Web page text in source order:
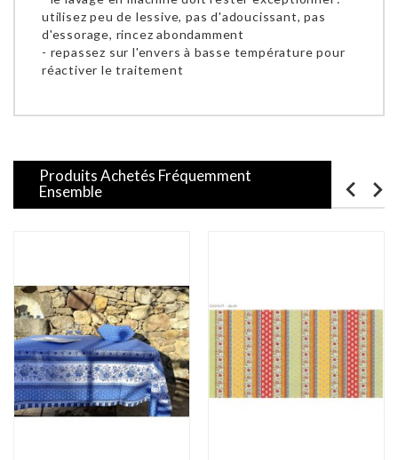
utilisez peu de lessive, pas d'adoucissant, pas
d'essorage, rincez abondamment
- repassez sur l'envers à basse température pour
réactiver le traitement
Produits Achetés Fréquemment
Ensemble